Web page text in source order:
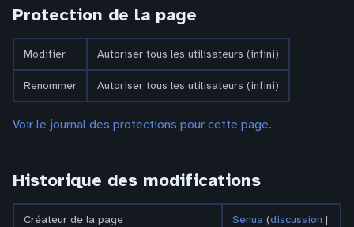
Protection de la page
Modifier Autoriser tous les utilisateurs (infini)
Renommer Autoriser tous les utilisateurs (infini)
Voir le journal des protections pour cette page.
Historique des modifications
Créateur de la page Senua (discussion |